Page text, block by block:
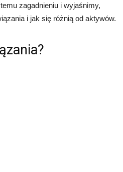
zagadnieniu i wyjaśnimy,
i jak się różnią od aktywów.